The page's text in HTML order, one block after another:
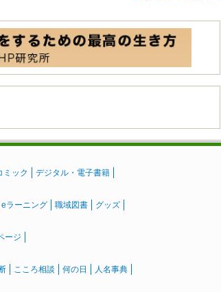
ミック デジタル・電子書籍
eラーニング 職域図書 グッズ
ージ
こころ相談 何の日 人名事典